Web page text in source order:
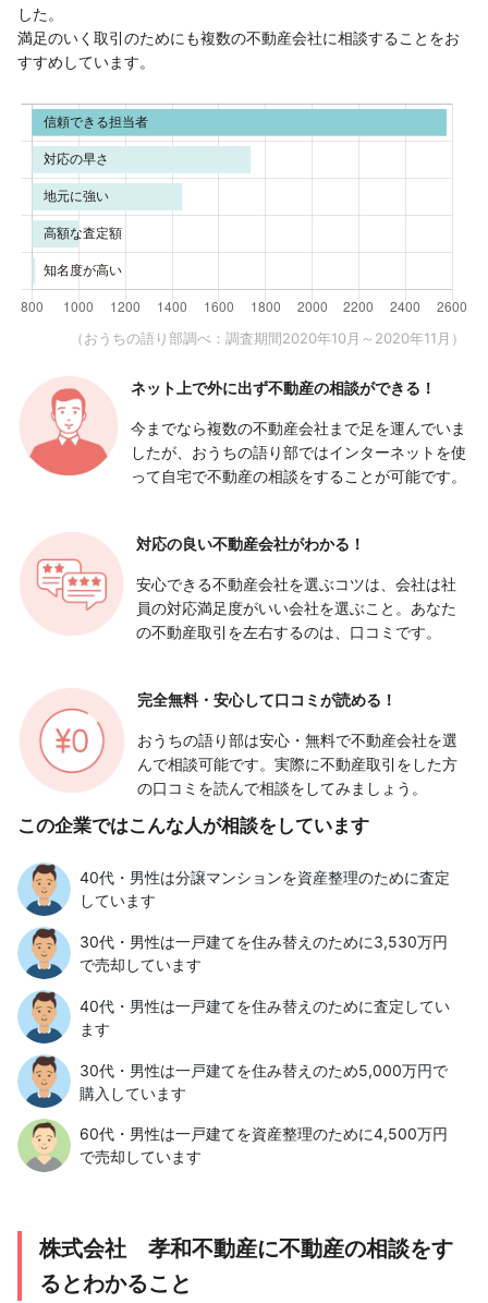
した。
満足のいく取引のためにも複数の不動産会社に相談することをお
すすめしています。
（おうちの語り部調べ：調査期間2020年10月～2020年11月）
ネット上で外に出ず不動産の相談ができる！
今までなら複数の不動産会社まで足を運んでいま
したが、おうちの語り部ではインターネットを使
って自宅で不動産の相談をすることが可能です。
対応の良い不動産会社がわかる！
安心できる不動産会社を選ぶコツは、会社は社
員の対応満足度がいい会社を選ぶこと。あなた
の不動産取引を左右するのは、口コミです。
完全無料・安心して口コミが読める！
おうちの語り部は安心・無料で不動産会社を選
んで相談可能です。実際に不動産取引をした方
の口コミを読んで相談をしてみましょう。
この企業ではこんな人が相談をしています
40代・男性は分譲マンションを資産整理のために査定
しています
30代・男性は一戸建てを住み替えのために3,530万円
で売却しています
40代・男性は一戸建てを住み替えのために査定してい
ます
30代・男性は一戸建てを住み替えのため5,000万円で
購入しています
60代・男性は一戸建てを資産整理のために4,500万円
で売却しています
株式会社 孝和不動産に不動産の相談をす
るとわかること